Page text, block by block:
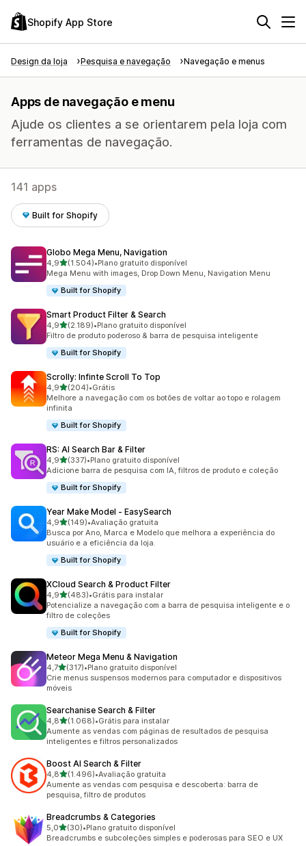
Shopify App Store
Design da loja Pesquisa e navegação Navegação e menus
Apps de navegação e menu
Ajude os clientes a se orientarem pela loja com
ferramentas de navegação.
141 apps
Built for Shopify
Globo Mega Menu, Navigation
4,9de 5 estrelas
(1.504)
1504 avaliações ao todo
•Plano gratuito disponível
Mega Menu with images, Drop Down Menu, Navigation Menu
Built for Shopify
Smart Product Filter & Search
4,9de 5 estrelas
(2.189)
2189 avaliações ao todo
•Plano gratuito disponível
Filtro de produto poderoso & barra de pesquisa inteligente
Built for Shopify
Scrolly: Infinte Scroll To Top
4,9de 5 estrelas
(204)
204 avaliações ao todo
•Grátis
Melhore a navegação com os botões de voltar ao topo e rolagem
infinita
Built for Shopify
RS: AI Search Bar & Filter
4,9de 5 estrelas
(337)
337 avaliações ao todo
•Plano gratuito disponível
Adicione barra de pesquisa com IA, filtros de produto e coleção
Built for Shopify
Year Make Model ‑ EasySearch
4,9de 5 estrelas
(149)
149 avaliações ao todo
•Avaliação gratuita
Busca por Ano, Marca e Modelo que melhora a experiência do
usuário e a eficiência da loja.
Built for Shopify
XCloud Search & Product Filter
4,9de 5 estrelas
(483)
483 avaliações ao todo
•Grátis para instalar
Potencialize a navegação com a barra de pesquisa inteligente e o
filtro de coleções
Built for Shopify
Meteor Mega Menu & Navigation
4,7de 5 estrelas
(317)
317 avaliações ao todo
•Plano gratuito disponível
Crie menus suspensos modernos para computador e dispositivos
móveis
Searchanise Search & Filter
4,8de 5 estrelas
(1.068)
1068 avaliações ao todo
•Grátis para instalar
Aumente as vendas com páginas de resultados de pesquisa
inteligentes e filtros personalizados
Boost AI Search & Filter
4,8de 5 estrelas
(1.496)
1496 avaliações ao todo
•Avaliação gratuita
Aumente as vendas com pesquisa e descoberta: barra de
pesquisa, filtro de produtos
Breadcrumbs & Categories
5,0de 5 estrelas
(30)
30 avaliações ao todo
•Plano gratuito disponível
Breadcrumbs e subcoleções simples e poderosas para SEO e UX